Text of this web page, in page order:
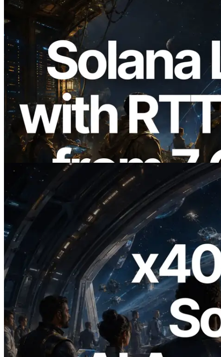
2026.08.05
ERPC Memperluas Solana Leader Slot
API dengan Pengukuran Ping dari 7
Region Global — Validators Information
API Juga Diluncurkan
2026.07.04
ERPC Meluncurkan Solana RPC
Berbasis x402 — Era AI Agent
Membayar API yang Dibutuhkan Secara
On Demand